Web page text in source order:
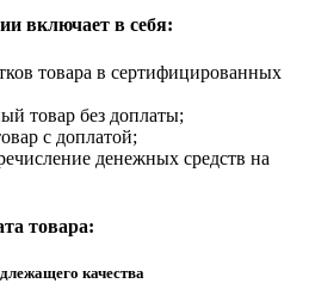
включает в себя:
товара в сертифицированных
товар без доплаты;
с доплатой;
денежных средств на
товара:
качества